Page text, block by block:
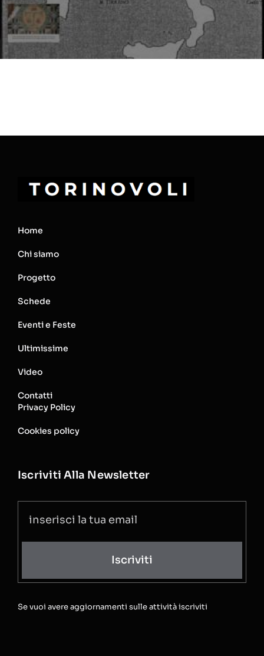
Home
Chi siamo
Progetto
Schede
Eventi e Feste
Ultimissime
Video
Contatti
Privacy Policy
Cookies policy
Iscriviti Alla Newsletter
Iscriviti
Se vuoi avere aggiornamenti sulle attività iscriviti